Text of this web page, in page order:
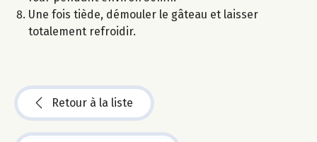
Une fois tiède, démouler le gâteau et laisser
totalement refroidir.
Retour à la liste